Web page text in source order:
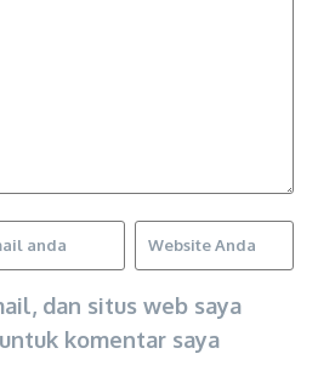
dan situs web saya
komentar saya